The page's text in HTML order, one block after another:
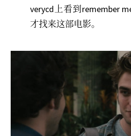
verycd上看到remember
才找来这部电影。